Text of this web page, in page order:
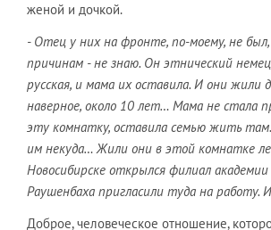
женой и дочкой.
- Отец у них на фронте, по-моему, не
причинам - не знаю. Он этнический
русская, и мама их оставила. И они жили
наверное, около 10 лет… Мама не стала
эту комнатку, оставила семью жить
им некуда… Жили они в этой комнатке
Новосибирске открылся филиал академии
Раушенбаха пригласили туда на работу.
Доброе, человеческое отношение,